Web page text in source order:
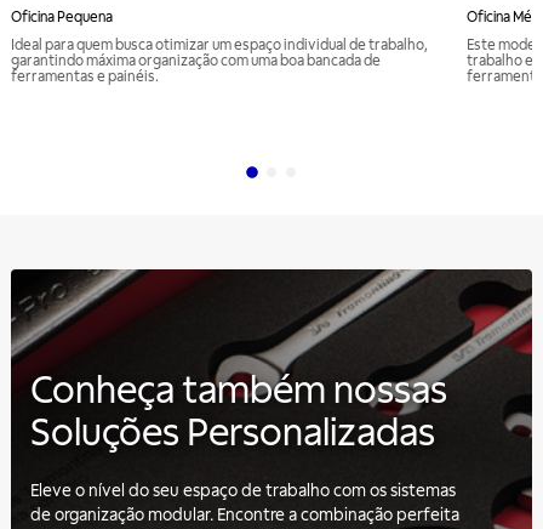
Oficina Pequena
Ideal para quem busca otimizar um espaço individual de trabalho,
garantindo máxima organização com uma boa bancada de
ferramentas e painéis.
Oficina
Este
trabalho
Conheça também nossas
Soluções Personalizadas
Eleve o nível do seu espaço de trabalho com os sistemas
de organização modular. Encontre a combinação perfeita